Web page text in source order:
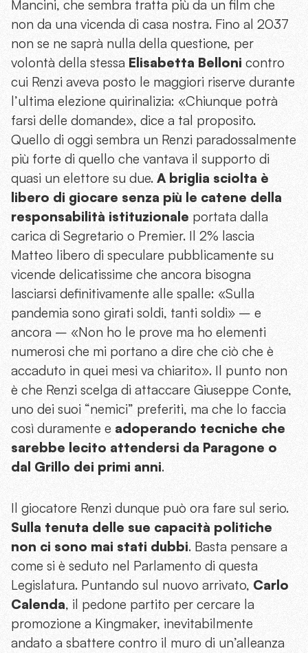
Mancini, che sembra tratta più da un film che
non da una vicenda di casa nostra. Fino al 2037
non se ne saprà nulla della questione, per
volontà della stessa Elisabetta Belloni contro
cui Renzi aveva posto le maggiori riserve durante
l’ultima elezione quirinalizia: «Chiunque potrà
farsi delle domande», dice a tal proposito.
Quello di oggi sembra un Renzi paradossalmente
più forte di quello che vantava il supporto di
quasi un elettore su due. A briglia sciolta è
libero di giocare senza più le catene della
responsabilità istituzionale portata dalla
carica di Segretario o Premier. Il 2% lascia
Matteo libero di speculare pubblicamente su
vicende delicatissime che ancora bisogna
lasciarsi definitivamente alle spalle: «Sulla
pandemia sono girati soldi, tanti soldi» – e
ancora – «Non ho le prove ma ho elementi
numerosi che mi portano a dire che ciò che è
accaduto in quei mesi va chiarito». Il punto non
è che Renzi scelga di attaccare Giuseppe Conte,
uno dei suoi “nemici” preferiti, ma che lo faccia
così duramente e adoperando tecniche che
sarebbe lecito attendersi da Paragone o
dal Grillo dei primi anni.
Il giocatore Renzi dunque può ora fare sul serio.
Sulla tenuta delle sue capacità politiche
non ci sono mai stati dubbi. Basta pensare a
come si è seduto nel Parlamento di questa
Legislatura. Puntando sul nuovo arrivato, Carlo
Calenda, il pedone partito per cercare la
promozione a Kingmaker, inevitabilmente
andato a sbattere contro il muro di un’alleanza